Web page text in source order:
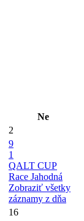
Ne
2
9
1
QALT CUP
Race Jahodná
Zobraziť všetky
záznamy z dňa
16